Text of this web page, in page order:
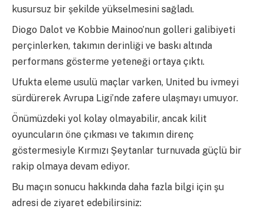
kusursuz bir şekilde yükselmesini sağladı.
Diogo Dalot ve Kobbie Mainoo’nun golleri galibiyeti
perçinlerken, takımın derinliği ve baskı altında
performans gösterme yeteneği ortaya çıktı.
Ufukta eleme usulü maçlar varken, United bu ivmeyi
sürdürerek Avrupa Ligi’nde zafere ulaşmayı umuyor.
Önümüzdeki yol kolay olmayabilir, ancak kilit
oyuncuların öne çıkması ve takımın direnç
göstermesiyle Kırmızı Şeytanlar turnuvada güçlü bir
rakip olmaya devam ediyor.
Bu maçın sonucu hakkında daha fazla bilgi için şu
adresi de ziyaret edebilirsiniz: